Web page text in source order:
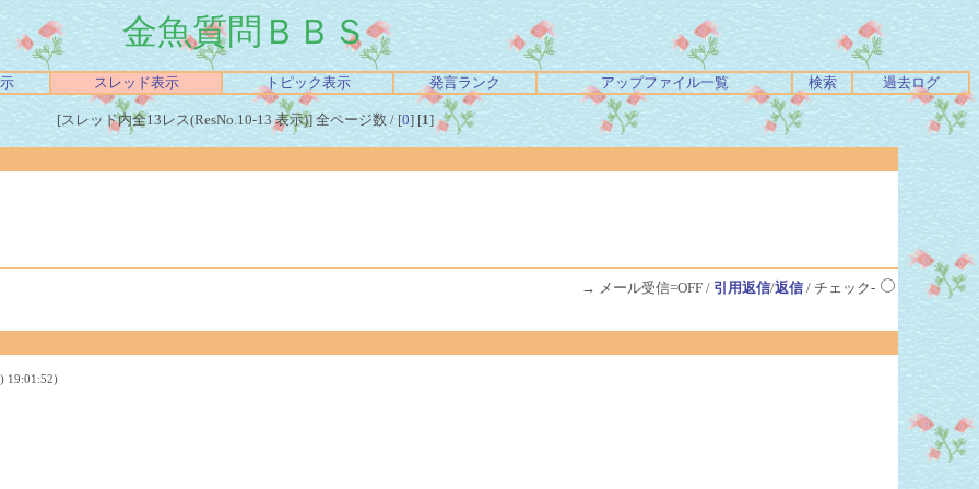
金魚質問ＢＢＳ
スレッド表示 トピック表示 発言ランク アップファイル一覧 検索 過去ログ
[スレッド内全13レス(ResNo.10-13 表示)] 全ページ数 / [0] [1]
→ メール受信=OFF / 引用返信/返信/ チェック-
19:01:52)